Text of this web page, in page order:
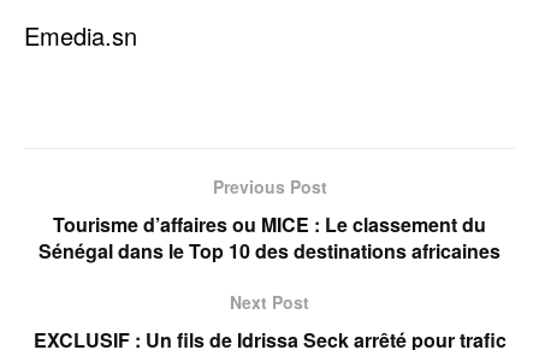
Emedia.sn
Previous Post
Tourisme d’affaires ou MICE : Le classement du
Sénégal dans le Top 10 des destinations africaines
Next Post
EXCLUSIF : Un fils de Idrissa Seck arrêté pour trafic